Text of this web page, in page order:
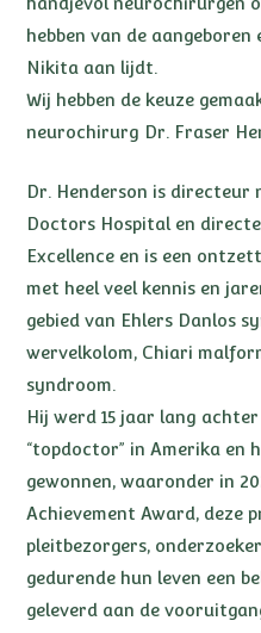
hebben van de
Nikita aan lijdt.
Wij hebben de keuze
neurochirurg Dr. Fraser
Dr. Henderson is
Doctors Hospital en
Excellence en is een
met heel veel kennis en
gebied van Ehlers Danlos
wervelkolom, Chiari
syndroom.
Hij werd 15 jaar lang
“topdoctor” in Amerika en
gewonnen, waaronder in
Achievement Award, deze
pleitbezorgers,
gedurende hun leven een
geleverd aan de